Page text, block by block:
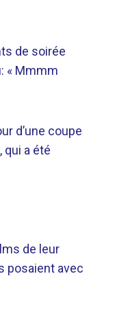
de soirée
« Mmmm
d’une coupe
qui a été
de leur
posaient avec